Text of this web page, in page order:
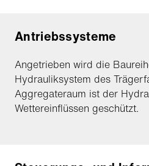
Antriebssysteme
Angetrieben wird die
Hydrauliksystem des
Aggregateraum ist der
Wettereinflüssen geschützt.